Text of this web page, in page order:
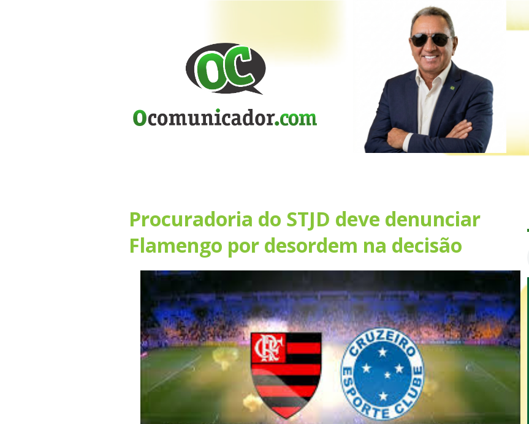
Procuradoria do STJD deve denunciar
Flamengo por desordem na decisão